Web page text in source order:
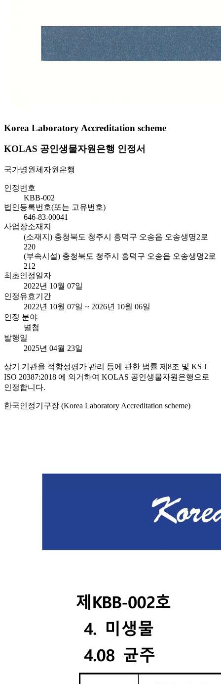
Korea Laboratory Accreditation scheme
KOLAS 공인생물자원은행 인정서
국가병원체자원은행
인정번호
KBB-002
법인등록번호(또는 고유번호)
646-83-00041
사업장소재지
(소재지) 충청북도 청주시 흥덕구 오송읍 오송생명2로
220
(부속시설) 충청북도 청주시 흥덕구 오송읍 오송생명2로
212
최초인정일자
2022년 10월 07일
인정유효기간
2022년 10월 07일 ~ 2026년 10월 06일
인정 분야
별첨
발행일
2025년 04월 23일
상기 기관을 적합성평가 관리 등에 관한 법률 제8조 및 KS J
ISO 20387:2018 에 의거하여 KOLAS 공인생물자원은행으로
인정합니다.
한국인정기구장 (Korea Laboratory Accreditation scheme)